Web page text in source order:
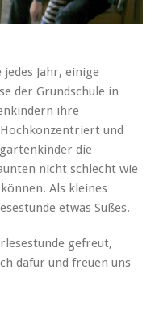
jedes Jahr, einige
der Grundschule in
ihre
und
die
nicht schlecht wie
Als kleines
etwas Süßes.
gefreut,
dafür und freuen uns